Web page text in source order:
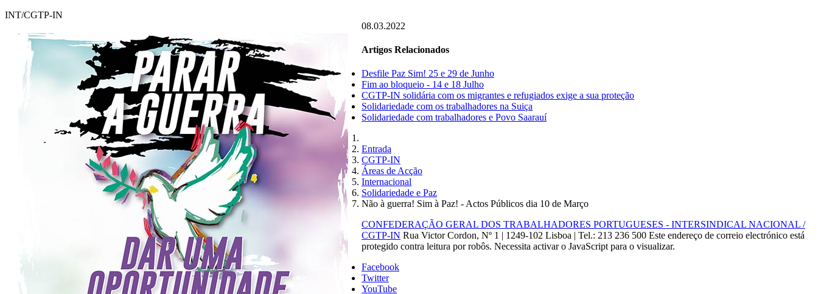
INT/CGTP-IN
08.03.2022
Artigos Relacionados
Desfile Paz Sim! 25 e 29 de Junho
Fim ao bloqueio - 14 e 18 Julho
CGTP-IN solidária com os migrantes e refugiados exige a sua proteção
Solidariedade com os trabalhadores na Suiça
Solidariedade com trabalhadores e Povo Saarauí
Entrada
CGTP-IN
Áreas de Acção
Internacional
Solidariedade e Paz
Não à guerra! Sim à Paz! - Actos Públicos dia 10 de Março
CONFEDERAÇÃO GERAL DOS TRABALHADORES PORTUGUESES - INTERSINDICAL NACIONAL /
CGTP-IN Rua Victor Cordon, Nº 1 | 1249-102 Lisboa | Tel.: 213 236 500 Este endereço de correio electrónico está
protegido contra leitura por robôs. Necessita activar o JavaScript para o visualizar.
Facebook
Twitter
YouTube